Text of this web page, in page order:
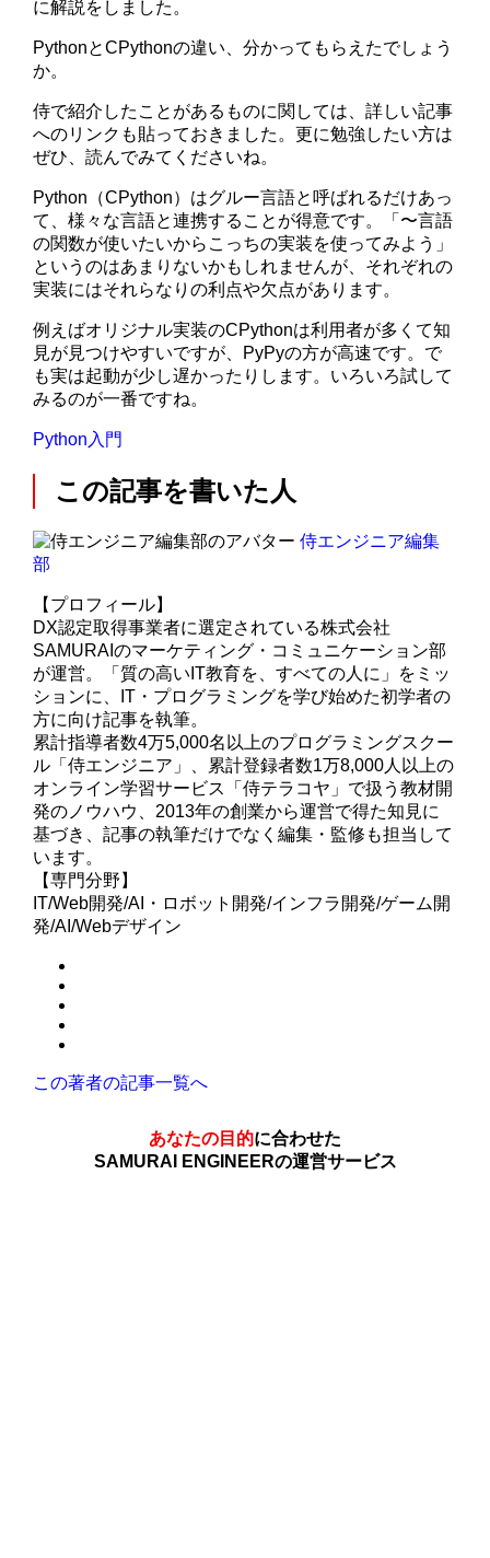
に解説をしました。
PythonとCPythonの違い、分かってもらえたでしょう
か。
侍で紹介したことがあるものに関しては、詳しい記事
へのリンクも貼っておきました。更に勉強したい方は
ぜひ、読んでみてくださいね。
Python（CPython）はグルー言語と呼ばれるだけあっ
て、様々な言語と連携することが得意です。「〜言語
の関数が使いたいからこっちの実装を使ってみよう」
というのはあまりないかもしれませんが、それぞれの
実装にはそれらなりの利点や欠点があります。
例えばオリジナル実装のCPythonは利用者が多くて知
見が見つけやすいですが、PyPyの方が高速です。で
も実は起動が少し遅かったりします。いろいろ試して
みるのが一番ですね。
Python入門
この記事を書いた人
侍エンジニア編集
部
【プロフィール】
DX認定取得事業者に選定されている株式会社
SAMURAIのマーケティング・コミュニケーション部
が運営。「質の高いIT教育を、すべての人に」をミッ
ションに、IT・プログラミングを学び始めた初学者の
方に向け記事を執筆。
累計指導者数4万5,000名以上のプログラミングスクー
ル「侍エンジニア」、累計登録者数1万8,000人以上の
オンライン学習サービス「侍テラコヤ」で扱う教材開
発のノウハウ、2013年の創業から運営で得た知見に
基づき、記事の執筆だけでなく編集・監修も担当して
います。
【専門分野】
IT/Web開発/AI・ロボット開発/インフラ開発/ゲーム開
発/AI/Webデザイン
この著者の記事一覧へ
あなたの目的に合わせた
SAMURAI ENGINEERの運営サービス